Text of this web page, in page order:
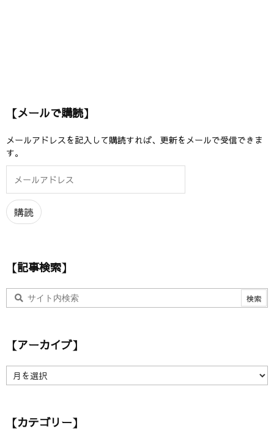
【メールで購読】
メールアドレスを記入して購読すれば、更新をメールで受信できま
す。
ル
ア
ド
購読
【記事検索】
【アーカイブ】
ア
イ【カテゴリー】